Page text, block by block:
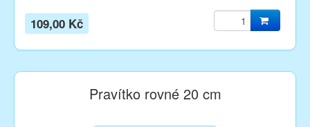
109,00 Kč
Pravítko rovné 20 cm